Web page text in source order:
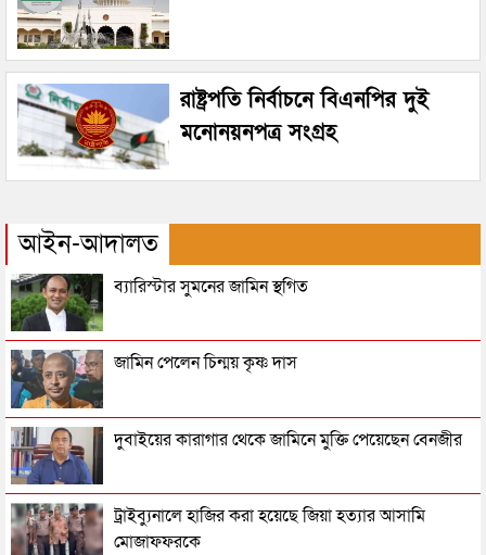
রাষ্ট্রপতি নির্বাচনে বিএনপির দুই
মনোনয়নপত্র সংগ্রহ
আইন-আদালত
ব্যারিস্টার সুমনের জামিন স্থগিত
জামিন পেলেন চিন্ময় কৃষ্ণ দাস
দুবাইয়ের কারাগার থেকে জামিনে মুক্তি পেয়েছেন বেনজীর
ট্রাইব্যুনালে হাজির করা হয়েছে জিয়া হত্যার আসামি
মোজাফফরকে